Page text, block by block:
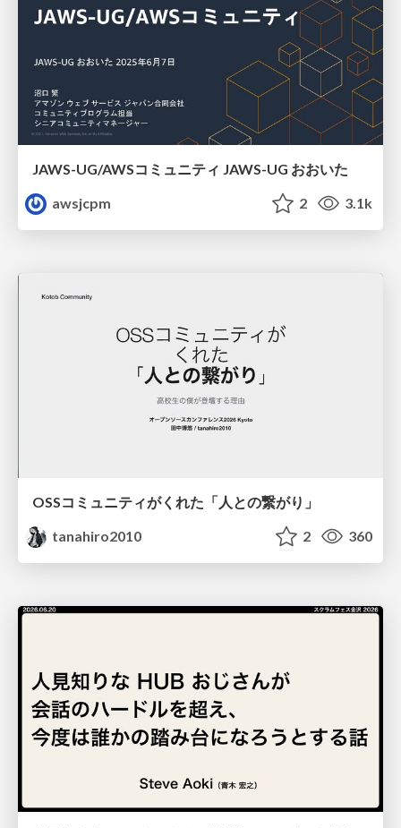
JAWS-UG/AWSコミュニティ JAWS-UG おおいた
awsjcpm
2 3.1k
OSSコミュニティがくれた「人との繋がり」
tanahiro2010
2 360